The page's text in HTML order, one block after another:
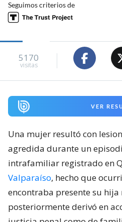
Seguimos criterios de
5170
visitas
VER
Una mujer resultó con
agredida durante un
intrafamiliar registrado en
Valparaíso, hecho que
encontraba presente su
posteriormente derivó en